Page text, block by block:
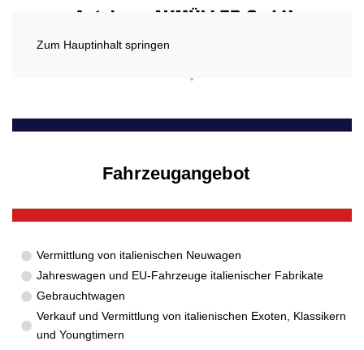
Zum Hauptinhalt springen
Fahrzeugangebot
Vermittlung von italienischen Neuwagen
Jahreswagen und EU-Fahrzeuge italienischer Fabrikate
Gebrauchtwagen
Verkauf und Vermittlung von italienischen Exoten, Klassikern
und Youngtimern